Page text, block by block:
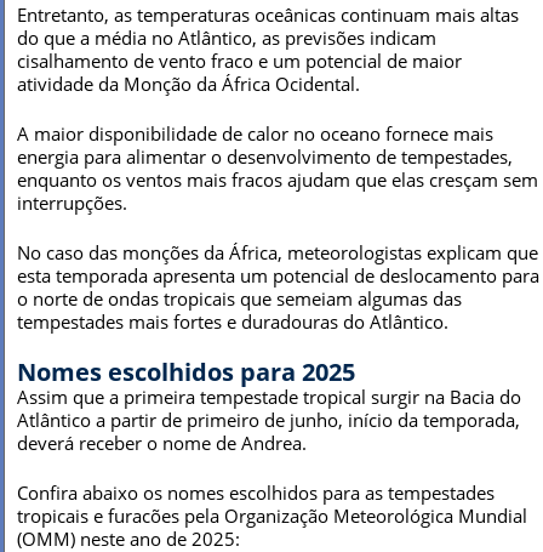
Entretanto, as temperaturas oceânicas continuam mais altas
do que a média no Atlântico, as previsões indicam
cisalhamento de vento fraco e um potencial de maior
atividade da Monção da África Ocidental.
A maior disponibilidade de calor no oceano fornece mais
energia para alimentar o desenvolvimento de tempestades,
enquanto os ventos mais fracos ajudam que elas cresçam sem
interrupções.
No caso das monções da África, meteorologistas explicam que
esta temporada apresenta um potencial de deslocamento para
o norte de ondas tropicais que semeiam algumas das
tempestades mais fortes e duradouras do Atlântico.
Nomes escolhidos para 2025
Assim que a primeira tempestade tropical surgir na Bacia do
Atlântico a partir de primeiro de junho, início da temporada,
deverá receber o nome de Andrea.
Confira abaixo os nomes escolhidos para as tempestades
tropicais e furacões pela Organização Meteorológica Mundial
(OMM) neste ano de 2025: